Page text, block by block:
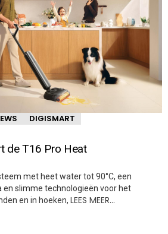
DIGISMART
de T16 Pro Heat
met heet water tot 90°C, een
en slimme technologieën voor het
en in hoeken, LEES MEER…